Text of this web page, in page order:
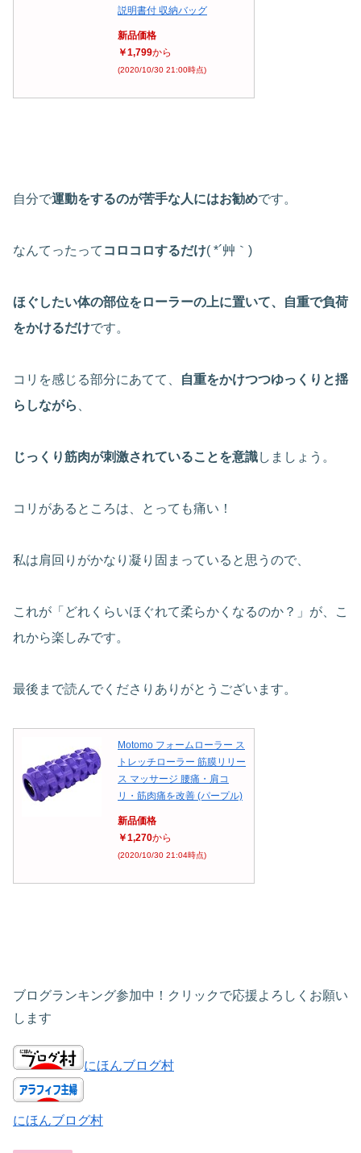
説明書付 収納バッグ
新品価格
￥1,799から
(2020/10/30 21:00時点)
自分で運動をするのが苦手な人にはお勧めです。
なんてったって コロコロするだけ( *´艸｀)
ほぐしたい体の部位をローラーの上に置いて、自重で負荷
をかけるだけです。
コリを感じる部分にあてて、
自重をかけつつゆっくりと揺
らしながら
じっくり筋肉が刺激されていることを意識しましょう。
コリがあるところは、とっても痛い！
私は肩回りがかなり凝り固まっていると思うので、
これが「どれくらいほぐれて柔らかくなるのか？」が、こ
れから楽しみです。
最後まで読んでくださりありがとうございます。
Motomo フォームローラー ス
トレッチローラー 筋膜リリー
ス マッサージ 腰痛・肩コ
リ・筋肉痛を改善 (パープル)
新品価格
￥1,270から
(2020/10/30 21:04時点)
ブログランキング参加中！クリックで応援よろしくお願い
します
にほんブログ村
にほんブログ村